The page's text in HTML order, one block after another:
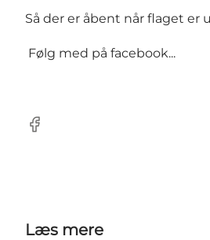
Så der er åbent når flaget er
Følg med på facebook...
Facebook
Læs mere